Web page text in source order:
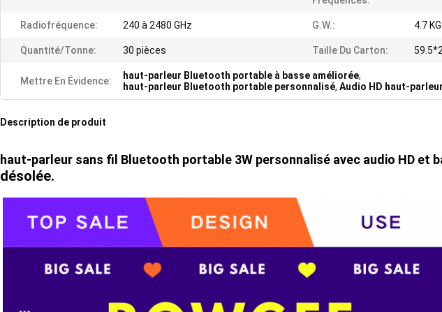
Radiofréquence: 240 à 2480 GHz G.W.: 4.7
Quantité/tonne: 30 pièces Taille Du Carton:
Mettre En Évidence: haut-parleur Bluetooth portable à basse améliorée,
haut-parleur Bluetooth portable personnalisé, Audio HD haut-
Description de produit
haut-parleur sans fil Bluetooth portable 3W personnalisé avec audio HD et
désolée.